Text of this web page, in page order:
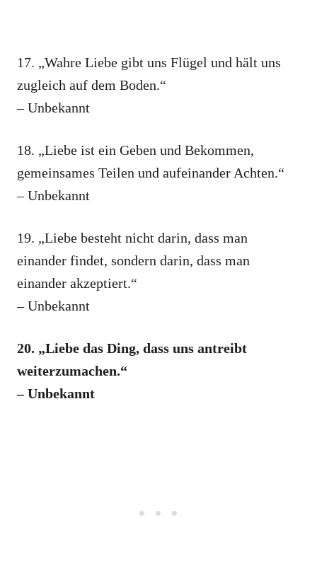
17. „Wahre Liebe gibt uns Flügel und hält uns
zugleich auf dem Boden.“
– Unbekannt
18. „Liebe ist ein Geben und Bekommen,
gemeinsames Teilen und aufeinander Achten.“
– Unbekannt
19. „Liebe besteht nicht darin, dass man
einander findet, sondern darin, dass man
einander akzeptiert.“
– Unbekannt
20. „Liebe das Ding, dass uns antreibt
weiterzumachen.“
– Unbekannt